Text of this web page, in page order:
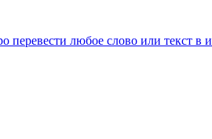
любое слово или текст в